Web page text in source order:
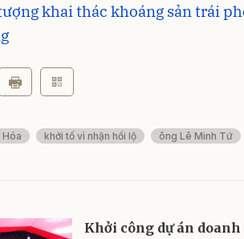
khai thác khoáng sản trái
Hóa khởi tố vì nhận hối lộ ông Lê Minh Tứ
Khởi công dự án